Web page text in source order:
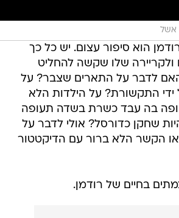
אשל
הוא סיפור עצום. יש כל כך
ולקריירה שלו שקשה להחליט
לדבר על התארים שצבר? על
ידי התקשורת? על הילדות הלא
בה עבד כשרת בשדה תעופה
שחקן כדורסל? אולי לדבר על
הקשר הלא ברור עם הדיקטטור
בחיים של רודמן.